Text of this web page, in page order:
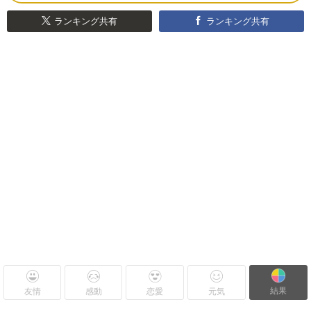
ランキング共有 ランキング共有
友情 感動 恋愛 元気 結果